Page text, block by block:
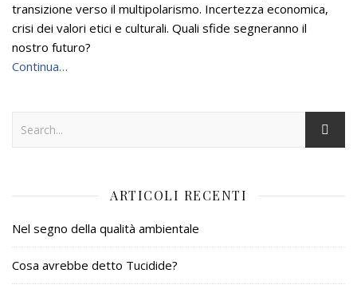
transizione verso il multipolarismo. Incertezza economica,
crisi dei valori etici e culturali. Quali sfide segneranno il
nostro futuro?
Continua…
ARTICOLI RECENTI
Nel segno della qualità ambientale
Cosa avrebbe detto Tucidide?